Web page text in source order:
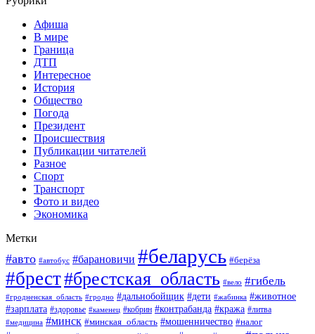
Афиша
В мире
Граница
ДТП
Интересное
История
Общество
Погода
Президент
Происшествия
Публикации читателей
Разное
Спорт
Транспорт
Фото и видео
Экономика
Метки
#авто #автобус #барановичи #беларусь #берёза
#брест#брестская_область #вело #гибель
#гродненская_область #гродно #дальнобойщик #дети #жабинка #животное
#зарплата #здоровье #каменец #кобрин #контрабанда #кража #литва
#медицина #минск #минская_область #мошенничество #налог